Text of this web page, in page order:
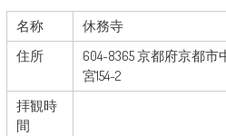
名称
休務寺
住所
604-8365 京都府京都
宮154-2
拝観時
間